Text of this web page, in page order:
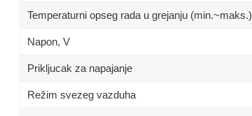
Temperaturni opseg rada u grejanju (min.~maks.)
Napon, V
Prikljucak za napajanje
Režim svezeg vazduha